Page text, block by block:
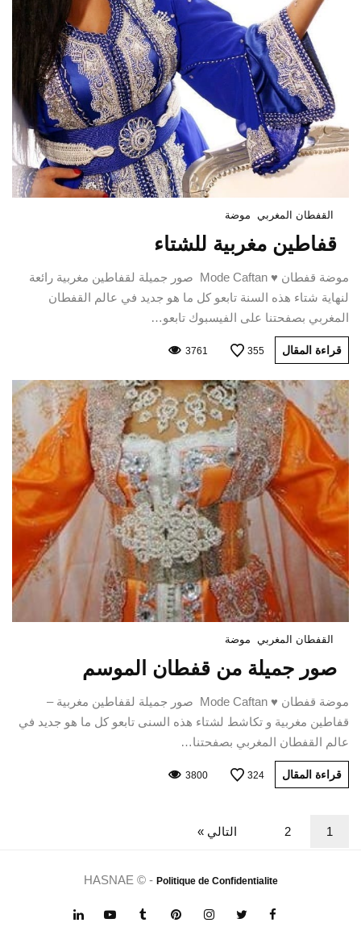
القفطان المغربي موضة
قفاطين مغربية للشتاء
موضة قفطان ♥ Mode Caftan صور جميلة لقفاطين مغربية رائعة
لنهاية شتاء هذه السنة تابعو كل ما هو جديد في عالم القفطان
المغربي بصفحتنا على الفيسبوك تابعو…
قراءة المقال 355
3761
القفطان المغربي موضة
صور جميلة من قفطان الموسم
موضة قفطان ♥ Mode Caftan صور جميلة لقفاطين مغربية –
قفاطين مغربية و تكاشط لشتاء هذه السنى تابعو كل ما هو جديد في
عالم القفطان المغربي بصفحتنا…
قراءة المقال 324
3800
1
2 التالي »
HASNAE © - Politique de Confidentialite